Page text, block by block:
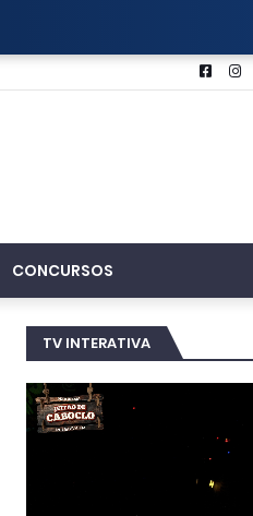
CONCURSOS
TV INTERATIVA